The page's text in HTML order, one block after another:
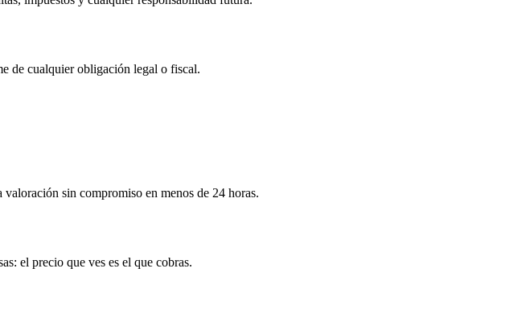
de cualquier obligación legal o fiscal.
sin compromiso en menos de 24 horas.
el precio que ves es el que cobras.